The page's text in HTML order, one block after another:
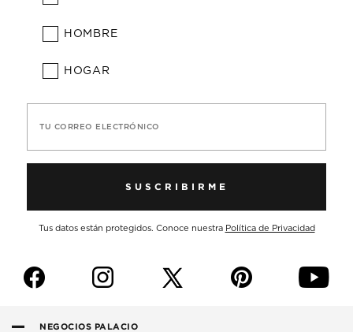
HOMBRE
HOGAR
TU CORREO ELECTRÓNICO
SUSCRIBIRME
Tus datos están protegidos. Conoce nuestra Política de Privacidad
f i p y
NEGOCIOS PALACIO